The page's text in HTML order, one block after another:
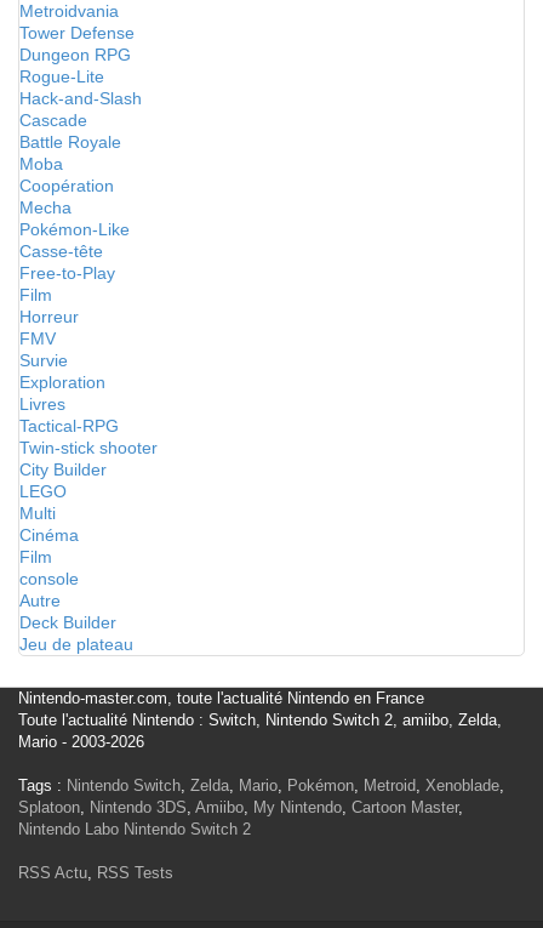
Metroidvania
Tower Defense
Dungeon RPG
Rogue-Lite
Hack-and-Slash
Cascade
Battle Royale
Moba
Coopération
Mecha
Pokémon-Like
Casse-tête
Free-to-Play
Film
Horreur
FMV
Survie
Exploration
Livres
Tactical-RPG
Twin-stick shooter
City Builder
LEGO
Multi
Cinéma
Film
console
Autre
Deck Builder
Jeu de plateau
Nintendo-master.com, toute l'actualité Nintendo en France
Toute l'actualité Nintendo : Switch, Nintendo Switch 2, amiibo, Zelda,
Mario - 2003-2026
Tags : Nintendo Switch, Zelda, Mario, Pokémon, Metroid, Xenoblade,
Splatoon, Nintendo 3DS, Amiibo, My Nintendo, Cartoon Master,
Nintendo Labo Nintendo Switch 2
RSS Actu, RSS Tests